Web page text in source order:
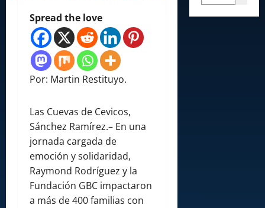
Spread the love
Por: Martin Restituyo.
Las Cuevas de Cevicos,
Sánchez Ramírez.– En una
jornada cargada de
emoción y solidaridad,
Raymond Rodríguez y la
Fundación GBC impactaron
a más de 400 familias con